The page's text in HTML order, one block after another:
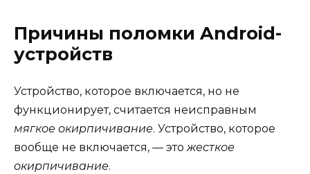
Причины поломки Android-
устройств
Устройство, которое включается, но не
функционирует, считается неисправным
мягкое окирпичивание. Устройство, которое
вообще не включается, — этожесткое
окирпичивание.